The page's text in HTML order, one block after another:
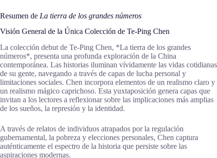
Resumen de La tierra de los grandes números
Visión General de la Única Colección de Te-Ping Chen
La colección debut de Te-Ping Chen, *La tierra de los grandes
números*, presenta una profunda exploración de la China
contemporánea. Las historias iluminan vívidamente las vidas cotidianas
de su gente, navegando a través de capas de lucha personal y
limitaciones sociales. Chen incorpora elementos de un realismo claro y
un realismo mágico caprichoso. Esta yuxtaposición genera capas que
invitan a los lectores a reflexionar sobre las implicaciones más amplias
de los sueños, la represión y la identidad.
A través de relatos de individuos atrapados por la regulación
gubernamental, la pobreza y elecciones personales, Chen captura
auténticamente el espectro de la historia que persiste sobre las
aspiraciones modernas.